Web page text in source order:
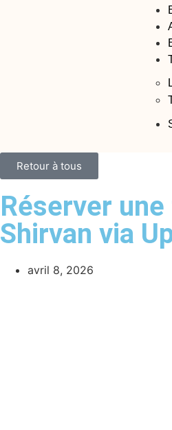
Retour à tous
Réserver
Shirvan via
avril 8, 2026